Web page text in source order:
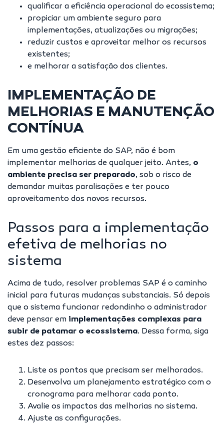
qualificar a eficiência operacional do ecossistema;
propiciar um ambiente seguro para
implementações, atualizações ou migrações;
reduzir custos e aproveitar melhor os recursos
existentes;
e melhorar a satisfação dos clientes.
IMPLEMENTAÇÃO DE
MELHORIAS E MANUTENÇÃO
CONTÍNUA
Em uma gestão eficiente do SAP, não é bom
implementar melhorias de qualquer jeito. Antes, o
ambiente precisa ser preparado, sob o risco de
demandar muitas paralisações e ter pouco
aproveitamento dos novos recursos.
Passos para a implementação
efetiva de melhorias no
sistema
Acima de tudo, resolver problemas SAP é o caminho
inicial para futuras mudanças substanciais. Só depois
que o sistema funcionar redondinho o administrador
deve pensar em implementações complexas para
subir de patamar o ecossistema. Dessa forma, siga
estes dez passos:
Liste os pontos que precisam ser melhorados.
Desenvolva um planejamento estratégico com o
cronograma para melhorar cada ponto.
Avalie os impactos das melhorias no sistema.
Ajuste as configurações.